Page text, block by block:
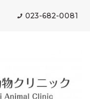
023-682-0081